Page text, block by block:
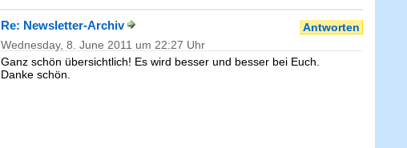
Antworten
Re: Newsletter-Archiv
Wednesday, 8. June 2011 um 22:27 Uhr
Ganz schön übersichtlich! Es wird besser und besser bei Euch.
Danke schön.